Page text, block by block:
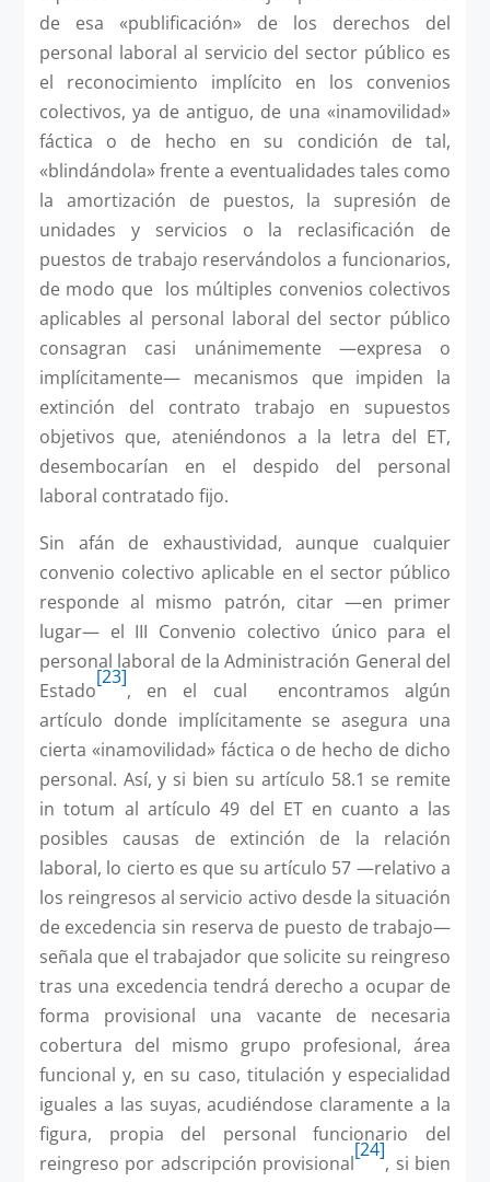
de esa «publificación» de los derechos del
personal laboral al servicio del sector público es
el reconocimiento implícito en los convenios
colectivos, ya de antiguo, de una «inamovilidad»
fáctica o de hecho en su condición de tal,
«blindándola» frente a eventualidades tales como
la amortización de puestos, la supresión de
unidades y servicios o la reclasificación de
puestos de trabajo reservándolos a funcionarios,
de modo que los múltiples convenios colectivos
aplicables al personal laboral del sector público
consagran casi unánimemente —expresa o
implícitamente— mecanismos que impiden la
extinción del contrato trabajo en supuestos
objetivos que, ateniéndonos a la letra del ET,
desembocarían en el despido del personal
laboral contratado fijo.
Sin afán de exhaustividad, aunque cualquier
convenio colectivo aplicable en el sector público
responde al mismo patrón, citar —en primer
lugar— el III Convenio colectivo único para el
personal laboral de la Administración General del
Estado
[23]
, en el cual encontramos algún
artículo donde implícitamente se asegura una
cierta «inamovilidad» fáctica o de hecho de dicho
personal. Así, y si bien su artículo 58.1 se remite
in totum al artículo 49 del ET en cuanto a las
posibles causas de extinción de la relación
laboral, lo cierto es que su artículo 57 —relativo a
los reingresos al servicio activo desde la situación
de excedencia sin reserva de puesto de trabajo—
señala que el trabajador que solicite su reingreso
tras una excedencia tendrá derecho a ocupar de
forma provisional una vacante de necesaria
cobertura del mismo grupo profesional, área
funcional y, en su caso, titulación y especialidad
iguales a las suyas, acudiéndose claramente a la
figura, propia del personal funcionario del
reingreso por adscripción provisional
[24]
, si bien